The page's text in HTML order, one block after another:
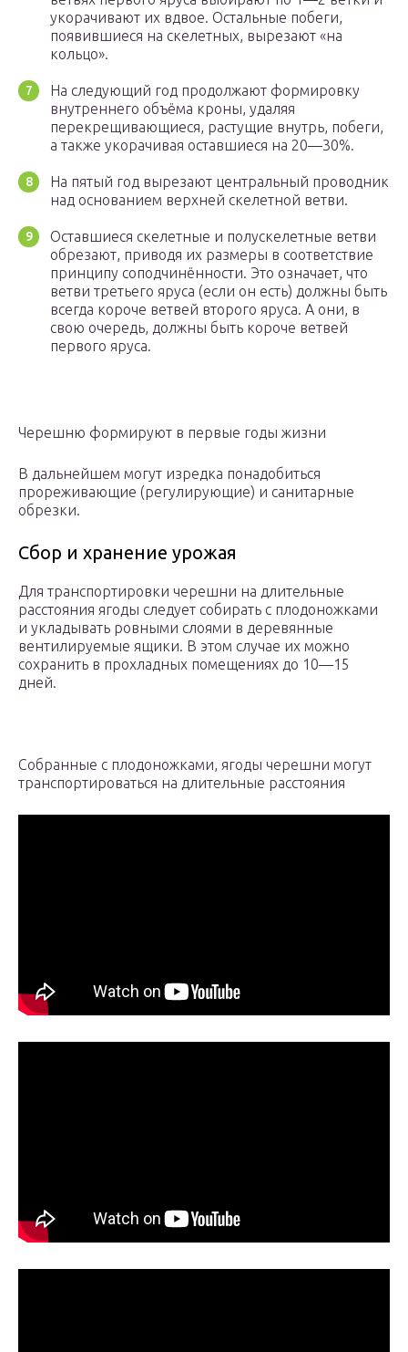
укорачивают их вдвое. Остальные побеги,
появившиеся на скелетных, вырезают «на
кольцо».
На следующий год продолжают формировку
внутреннего объёма кроны, удаляя
перекрещивающиеся, растущие внутрь, побеги,
а также укорачивая оставшиеся на 20—30%.
На пятый год вырезают центральный проводник
над основанием верхней скелетной ветви.
Оставшиеся скелетные и полускелетные ветви
обрезают, приводя их размеры в соответствие
принципу соподчинённости. Это означает, что
ветви третьего яруса (если он есть) должны быть
всегда короче ветвей второго яруса. А они, в
свою очередь, должны быть короче ветвей
первого яруса.
Черешню формируют в первые годы жизни
В дальнейшем могут изредка понадобиться
прореживающие (регулирующие) и санитарные
обрезки.
Сбор и хранение урожая
Для транспортировки черешни на длительные
расстояния ягоды следует собирать с плодоножками
и укладывать ровными слоями в деревянные
вентилируемые ящики. В этом случае их можно
сохранить в прохладных помещениях до 10—15
дней.
Собранные с плодоножками, ягоды черешни могут
транспортироваться на длительные расстояния